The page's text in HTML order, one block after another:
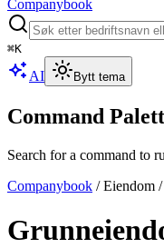
Companybook
⌘K
AI Bytt tema
Command
Search for a command to
Companybook /Eiendom /